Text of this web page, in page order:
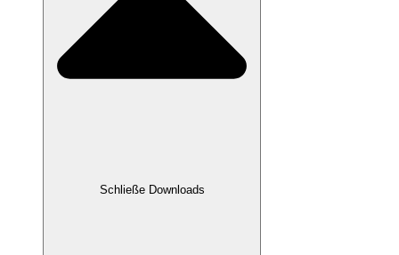
Schließe Downloads